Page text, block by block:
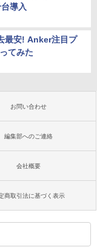
導入
最安! Anker注目プ
てみた
お問い合わせ
編集部へのご連絡
会社概要
商取引法に基づく表示